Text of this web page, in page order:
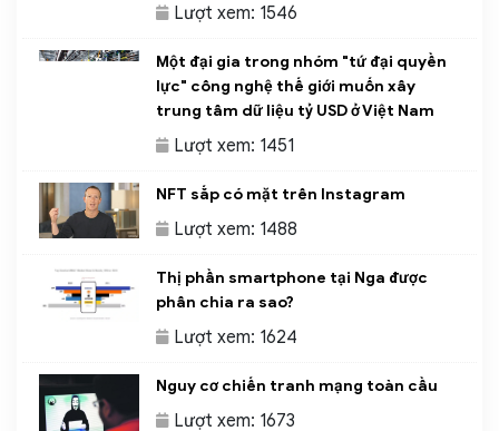
Lượt xem: 1546
Một đại gia trong nhóm "tứ đại quyền
lực" công nghệ thế giới muốn xây
trung tâm dữ liệu tỷ USD ở Việt Nam
Lượt xem: 1451
NFT sắp có mặt trên Instagram
Lượt xem: 1488
Thị phần smartphone tại Nga được
phân chia ra sao?
Lượt xem: 1624
Nguy cơ chiến tranh mạng toàn cầu
Lượt xem: 1673